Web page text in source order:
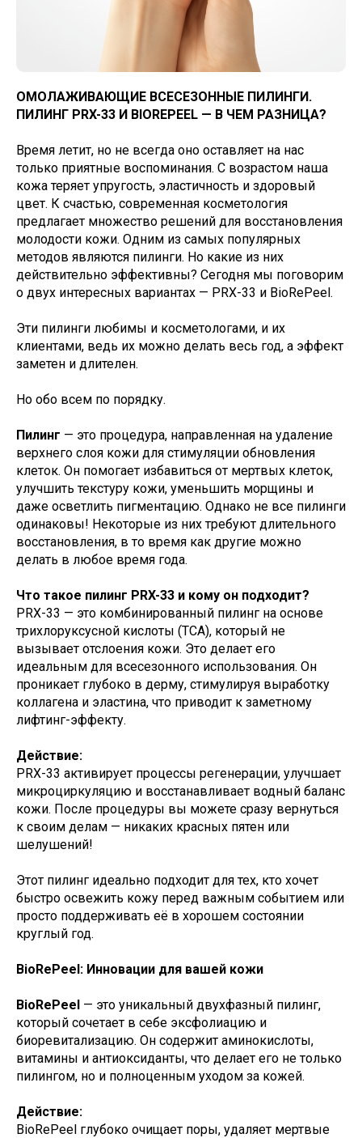
ОМОЛАЖИВАЮЩИЕ ВСЕСЕЗОННЫЕ ПИЛИНГИ.
ПИЛИНГ PRX-33 И BIOREPEEL — В ЧЕМ РАЗНИЦА?
Время летит, но не всегда оно оставляет на нас
только приятные воспоминания. С возрастом наша
кожа теряет упругость, эластичность и здоровый
цвет. К счастью, современная косметология
предлагает множество решений для восстановления
молодости кожи. Одним из самых популярных
методов являются пилинги. Но какие из них
действительно эффективны? Сегодня мы поговорим
о двух интересных вариантах — PRX-33 и BioRePeel.
Эти пилинги любимы и косметологами, и их
клиентами, ведь их можно делать весь год, а эффект
заметен и длителен.
Но обо всем по порядку.
Пилинг — это процедура, направленная на удаление
верхнего слоя кожи для стимуляции обновления
клеток. Он помогает избавиться от мертвых клеток,
улучшить текстуру кожи, уменьшить морщины и
даже осветлить пигментацию. Однако не все пилинги
одинаковы! Некоторые из них требуют длительного
восстановления, в то время как другие можно
делать в любое время года.
Что такое пилинг PRX-33 и кому он подходит?
PRX-33 — это комбинированный пилинг на основе
трихлоруксусной кислоты (TCA), который не
вызывает отслоения кожи. Это делает его
идеальным для всесезонного использования. Он
проникает глубоко в дерму, стимулируя выработку
коллагена и эластина, что приводит к заметному
лифтинг-эффекту.
Действие:
PRX-33 активирует процессы регенерации, улучшает
микроциркуляцию и восстанавливает водный баланс
кожи. После процедуры вы можете сразу вернуться
к своим делам — никаких красных пятен или
шелушений!
Этот пилинг идеально подходит для тех, кто хочет
быстро освежить кожу перед важным событием или
просто поддерживать её в хорошем состоянии
круглый год.
BioRePeel: Инновации для вашей кожи
BioRePeel — это уникальный двухфазный пилинг,
который сочетает в себе эксфолиацию и
биоревитализацию. Он содержит аминокислоты,
витамины и антиоксиданты, что делает его не только
пилингом, но и полноценным уходом за кожей.
Действие:
BioRePeel глубоко очищает поры, удаляет мертвые